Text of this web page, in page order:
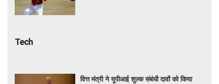
Tech
वित्त मंत्री ने यूपीआई शुल्क संबंधी दावों को किया